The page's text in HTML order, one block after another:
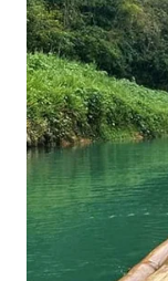
FORWAMKI
ALPERKLINAS
FORJASIDA
TAMBANG
NEWS
SITUNGIR